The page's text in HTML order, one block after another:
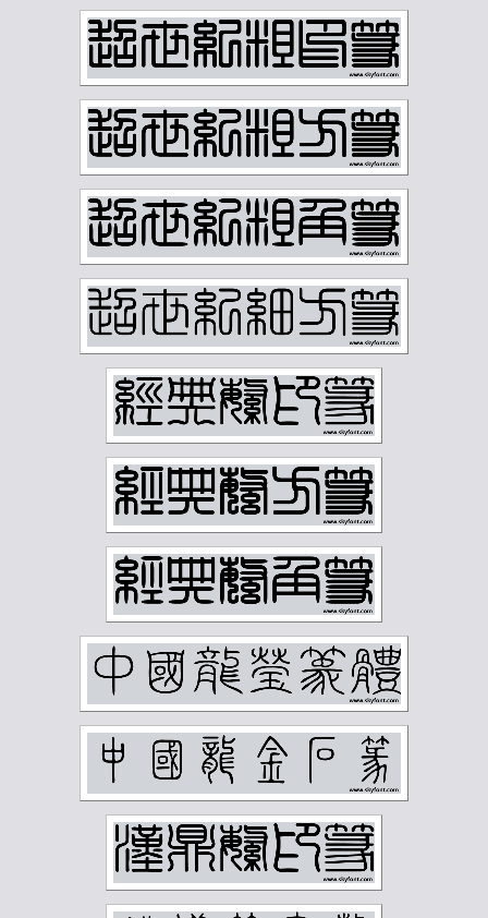
寇遐 寿石工
居廉
庞元济 康有为
康殷
张书旂 张伯英
张伯驹
张大千 张大壮
张宗祥
徐三庚 徐世昌
徐悲鸿
徐燕孙 徐生翁
方介堪
易孺 曾熙
朱复戡
李叔同 李可染
李瑞清
李苦禅 李葆恂
来楚生
林散之 林纾
林风眠
汪鸣銮 沈尹默
沈曾植
沙孟海 河海霞
溥儒
潘天寿 王世镗
王个簃
王懿荣 王梦白
王森然
王蘧常 王遐举
王震
石鲁 祁崑
祝嘉
秦咢生 程璋
章士钊
童雪鸿 端方
反字字典
简经纶 篆刻字典
经亨颐
罗振玉 罗福颐
翁同龢
胡佩衡 胡光炜
胡钁
萧劳 萧娴
萧蜕庵
萧龙士 董寿平
蒋汝藻
蔡鹤汀 蔡鹤洲
虚谷
裴景福 诸乐三
谢国桢
谢稚柳 谭延闿
费念慈
赵石 赵铁山
邓尔雅
邵宇
郑孝胥 郑文焯
郑昶
郭味蕖 郭沫若
郭风惠
金石大字典 钟刚中
钱君匋
钱松岩 钱瘦铁
陆俨少
陆抑非 陆维钊
陈之佛